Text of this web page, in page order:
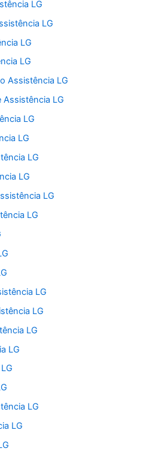
LG
LG
LG
LG
Assistência LG
Assistência LG
LG
LG
LG
LG
LG
LG
LG
LG
LG
LG
LG
LG